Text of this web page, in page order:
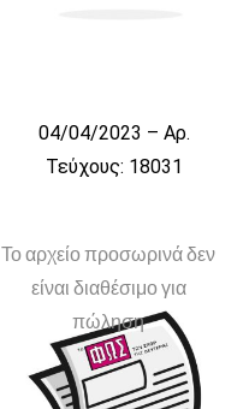
04/04/2023 – Αρ.
Τεύχους: 18031
Το αρχείο προσωρινά δεν
είναι διαθέσιμο για
πώληση